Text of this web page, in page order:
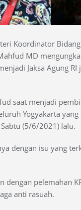
Koordinator
MD
Jaksa Agung
saat menjadi
Yogyakarta
(5/6/2021) lalu.
dengan isu yang
dengan pelemahan
anti rasuah.